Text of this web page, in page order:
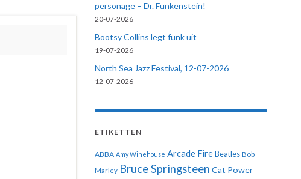
personage – Dr. Funkenstein!
20-07-2026
Bootsy Collins legt funk uit
19-07-2026
North Sea Jazz Festival, 12-07-2026
12-07-2026
ETIKETTEN
ABBA Amy Winehouse Arcade Fire Beatles Bob
Marley Bruce Springsteen Cat Power